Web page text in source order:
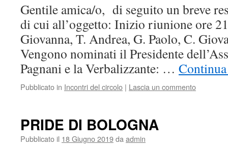
Gentile amica/o, di seguito un breve
di cui all’oggetto: Inizio riunione ore
Giovanna, T. Andrea, G. Paolo, C.
Vengono nominati il Presidente
Pagnani e la Verbalizzante: …
Pubblicato in Incontri del circolo | Lascia un commento
PRIDE DI BOLOGNA
Pubblicato il 18 Giugno 2019da admin